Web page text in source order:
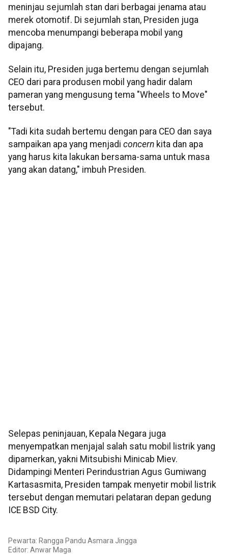
meninjau sejumlah stan dari berbagai jenama atau
merek otomotif. Di sejumlah stan, Presiden juga
mencoba menumpangi beberapa mobil yang
dipajang.
Selain itu, Presiden juga bertemu dengan sejumlah
CEO dari para produsen mobil yang hadir dalam
pameran yang mengusung tema "Wheels to Move"
tersebut.
"Tadi kita sudah bertemu dengan para CEO dan saya
sampaikan apa yang menjadi concern kita dan apa
yang harus kita lakukan bersama-sama untuk masa
yang akan datang," imbuh Presiden.
Selepas peninjauan, Kepala Negara juga
menyempatkan menjajal salah satu mobil listrik yang
dipamerkan, yakni Mitsubishi Minicab Miev.
Didampingi Menteri Perindustrian Agus Gumiwang
Kartasasmita, Presiden tampak menyetir mobil listrik
tersebut dengan memutari pelataran depan gedung
ICE BSD City.
Pewarta: Rangga Pandu Asmara Jingga
Editor: Anwar Maga